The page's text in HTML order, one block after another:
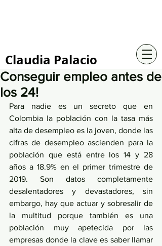
Claudia Palacio
Conseguir empleo antes de
los 24!
Para nadie es un secreto que en
Colombia la población con la tasa más
alta de desempleo es la joven, donde las
cifras de desempleo ascienden para la
población que está entre los 14 y 28
años a 18.9% en el primer trimestre de
2019. Son datos completamente
desalentadores y devastadores, sin
embargo, hay que actuar y sobresalir de
la multitud porque también es una
población muy apetecida por las
empresas donde la clave es saber llamar